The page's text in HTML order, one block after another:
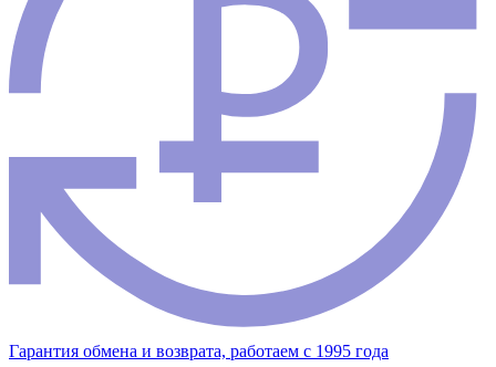
Гарантия обмена и возврата, работаем с 1995 года